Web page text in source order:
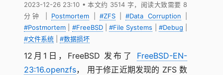
2023-12-26 23:10 • 本文约 3514 字，阅读大致需要 8
分钟
Postmortem #ZFS|#Data Corruption
#Postmortem
#FreeBSD| #File Systems #Debug
#文件系统
#数据损坏
12月1日，FreeBSD 发布了 FreeBSD-EN-
23:16.openzfs， 用于修正近期发现的 ZFS 数